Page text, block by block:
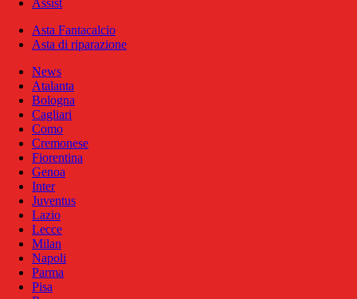
Assist
Asta Fantacalcio
Asta di riparazione
News
Atalanta
Bologna
Cagliari
Como
Cremonese
Fiorentina
Genoa
Inter
Juventus
Lazio
Lecce
Milan
Napoli
Parma
Pisa